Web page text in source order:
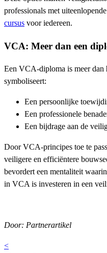
professionals met
cursus voor iedereen.
VCA: Meer dan een
Een VCA-diploma is meer dan
symboliseert:
Een persoonlijke
Een professionele
Een bijdrage aan de
Door VCA-principes toe te
veiligere en efficiëntere
bevordert een mentaliteit
in VCA is investeren in een
Door: Partnerartikel
<